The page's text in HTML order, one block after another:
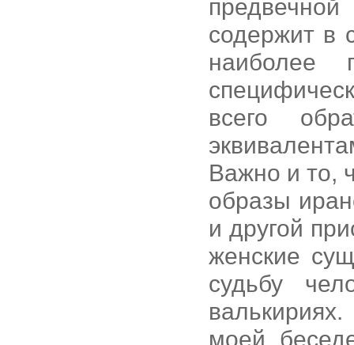
содержит в
наиболее
всего
Важно и то,
образы
и другой
женские
судьбу
моей